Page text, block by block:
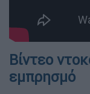
Βίντεο
εμπρησμό